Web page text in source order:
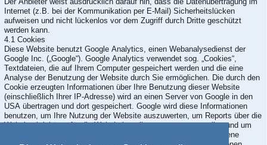
Internet (z.B. bei der Kommunikation per E-Mail) Sicherheitslücken
aufweisen und nicht lückenlos vor dem Zugriff durch Dritte geschützt
werden kann.
4.1 Cookies
Diese Website benutzt Google Analytics, einen Webanalysedienst der
Google Inc. („Google“). Google Analytics verwendet sog. „Cookies“,
Textdateien, die auf Ihrem Computer gespeichert werden und die eine
Analyse der Benutzung der Website durch Sie ermöglichen. Die durch den
Cookie erzeugten Informationen über Ihre Benutzung dieser Website
(einschließlich Ihrer IP-Adresse) wird an einen Server von Google in den
USA übertragen und dort gespeichert. Google wird diese Informationen
benutzen, um Ihre Nutzung der Website auszuwerten, um Reports über die
Websiteaktivitäten für die Websitebetreiber zusammenzustellen und um
weitere mit der Websitenutzung und der Internetnutzung verbundene